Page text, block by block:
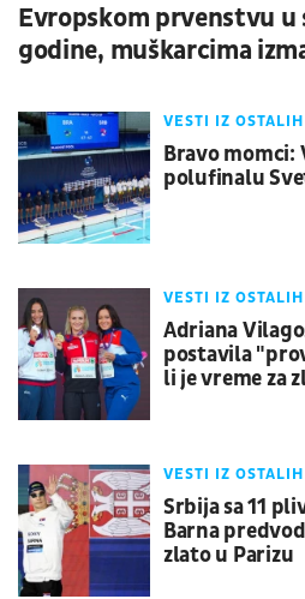
Evropskom prvenstvu
godine, muškarcima
VESTI IZ
Bravo momci:
polufinalu
VESTI IZ
Adriana
postavila
li je vreme za
VESTI IZ
Srbija sa 11
Barna
zlato u Parizu